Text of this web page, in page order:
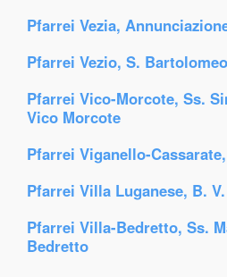
Pfarrei Vezia,
Pfarrei Vezio, S.
Pfarrei Vico-Morcote, Ss.
Vico Morcote
Pfarrei Viganello-
Pfarrei Villa Luganese, B.
Pfarrei Villa-Bedretto, Ss.
Bedretto